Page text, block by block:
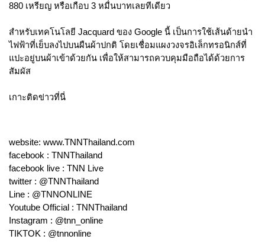
880 เหรียญ หรือเกือบ 3 หมื่นบาทเลยทีเดียว
สำหรับเทคโนโลยี Jacquard ของ Google นี้ เป็นการใช้เส้นด้ายนำ
ไฟฟ้าที่เย็บลงไปบนผืนผ้าปกติ โดยเชื่อมแผงวงจรอิเล็กทรอนิกส์ที่
แปะอยู่บนผ้าเข้าด้วยกัน เพื่อให้สามารถควบคุมมือถือได้ด้วยการ
สัมผัส
เกาะติดข่าวที่นี่
website: www.TNNThailand.com
facebook : TNNThailand
facebook live : TNN Live
twitter : @TNNThailand
Line : @TNNONLINE
Youtube Official : TNNThailand
Instagram : @tnn_online
TIKTOK : @tnnonline